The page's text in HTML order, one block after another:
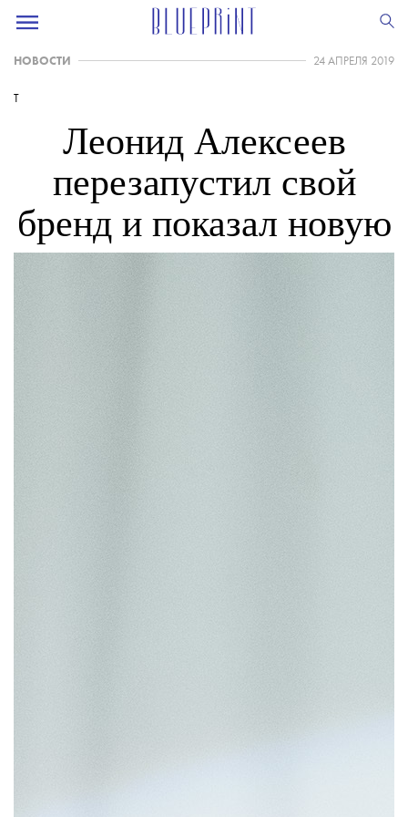
НОВОСТИ 24 АПРЕЛЯ 2019
T
Леонид Алексеев
перезапустил свой
бренд и показал новую
коллекцию